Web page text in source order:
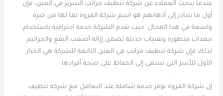
عندما يبحث العملاء عن شركة تنظيف مراتب السرير في العين، فإن
أول ما يتبادر إلى أذهانهم هو اسم شركة المروة لما لها من خبرة
واسعة في هذا المجال. حيث تقدم الشركة خدمة احترافية باستخدام
معدات متطورة وتقنيات حديثة تضمن إزالة أصعب البقع والجراثيم.
لذلك فإن شركة تنظيف مراتب في العين التابعة للشركة هي الخيار
الأول للأسر التي تسعى إلى الحفاظ على صحة أفرادها.
إن شركة المروة توفر خدمة شاملة عند التعامل مع شركة تنظيف